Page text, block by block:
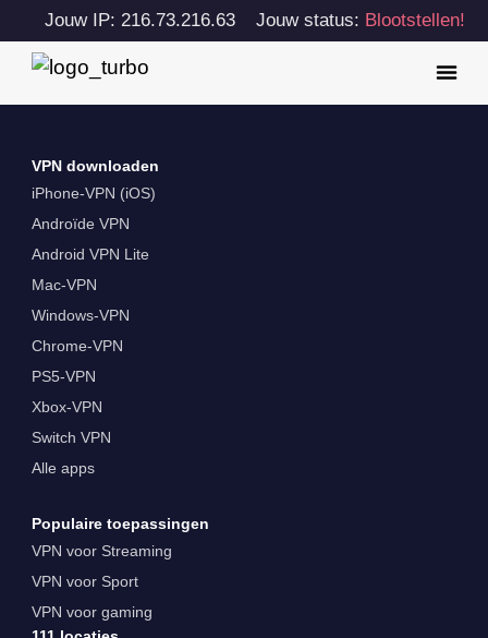
Jouw IP: 216.73.216.63 Jouw status: Blootstellen!
VPN downloaden
iPhone-VPN (iOS)
Androïde VPN
Android VPN Lite
Mac-VPN
Windows-VPN
Chrome-VPN
PS5-VPN
Xbox-VPN
Switch VPN
Alle apps
Populaire toepassingen
VPN voor Streaming
VPN voor Sport
VPN voor gaming